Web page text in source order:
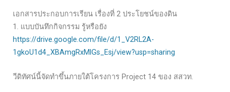
เอกสารประกอบการเรียน เรื่องที่ 2 ประโยชน์ของดิน
1. แบบบันทึกกิจกรรม รู้หรือยัง
https://drive.google.com/file/d/1_V2RL2A-
1gkoU1d4_XBAmgRxMlGs_Esj/view?usp=sharing
วีดิทัศน์นี้จัดทำขึ้นภายใต้โครงการ Project 14 ของ สสวท.